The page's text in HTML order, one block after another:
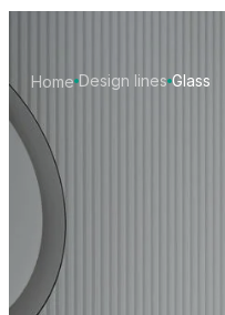
Home Design lines Glass